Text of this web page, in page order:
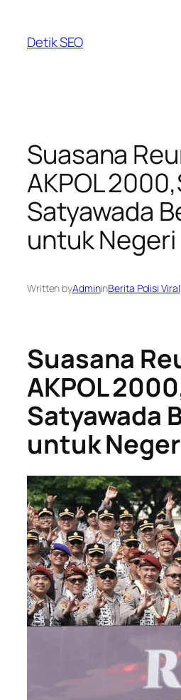
content
Detik SEO
Suasana
AKPOL
Satyawada
untuk Negeri
Written byAdmininBerita Polisi Viral
Suasana
AKPOL
Satyawada
untuk